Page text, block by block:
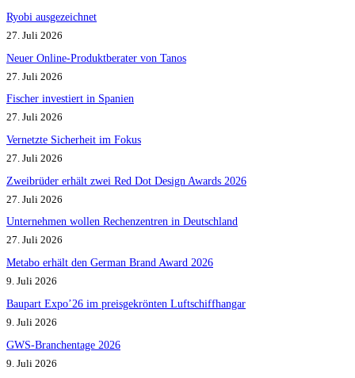
Ryobi ausgezeichnet
27. Juli 2026
Neuer Online-Produktberater von Tanos
27. Juli 2026
Fischer investiert in Spanien
27. Juli 2026
Vernetzte Sicherheit im Fokus
27. Juli 2026
Zweibrüder erhält zwei Red Dot Design Awards 2026
27. Juli 2026
Unternehmen wollen Rechenzentren in Deutschland
27. Juli 2026
Metabo erhält den German Brand Award 2026
9. Juli 2026
Baupart Expo’26 im preisgekrönten Luftschiffhangar
9. Juli 2026
GWS-Branchentage 2026
9. Juli 2026